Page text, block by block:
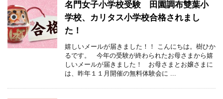
名門女子小学校受験 田園調布雙葉小
学校、カリタス小学校合格されまし
た！
嬉しいメールが届きました！！ こんにちは。樹ひか
るです。 今年の受験が終わられたお母さまから嬉
しいメールが届きました！ お母さまとお嬢さまに
は、昨年１１月開催の無料体験会に ...